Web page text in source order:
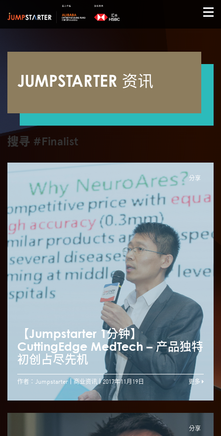
JUMPSTARTER 资讯
搜寻 #Finalist
分享
【Jumpstarter 1分钟】
CuttingEdge MedTech – 产品独特
初创占尽先机
作者：Jumpstarter 商业资讯 2017年11月19日 更多
分享